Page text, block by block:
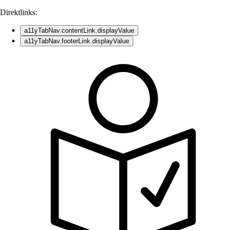
Direktlinks:
a11yTabNav.contentLink.displayValue
a11yTabNav.footerLink.displayValue